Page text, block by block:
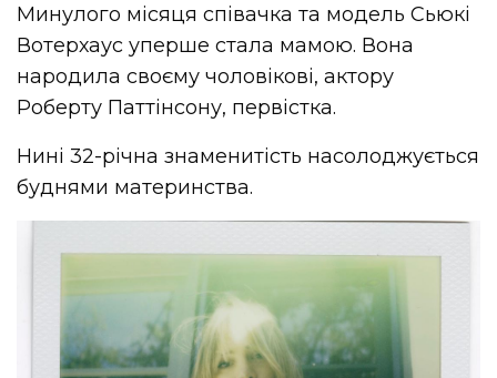
Минулого місяця співачка та модель Сьюкі
Вотерхаус уперше стала мамою. Вона
народила своєму чоловікові, актору
Роберту Паттінсону, первістка.
Нині 32-річна знаменитість насолоджується
буднями материнства.